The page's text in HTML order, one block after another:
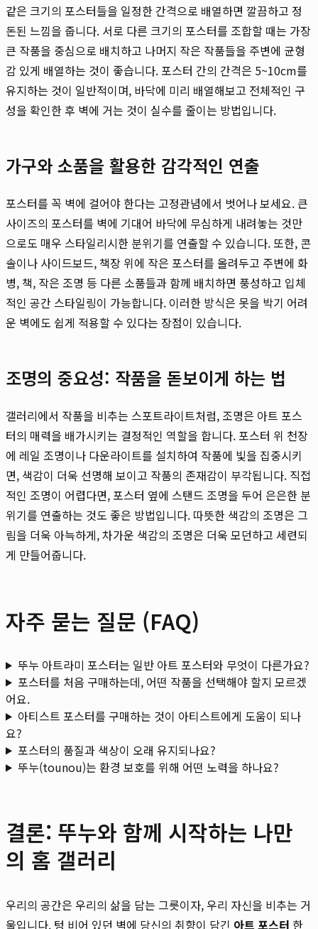
같은 크기의 포스터들을 일정한 간격으로 배열하면 깔끔하고 정
돈된 느낌을 줍니다. 서로 다른 크기의 포스터를 조합할 때는 가장
큰 작품을 중심으로 배치하고 나머지 작은 작품들을 주변에 균형
감 있게 배열하는 것이 좋습니다. 포스터 간의 간격은 5~10cm를
유지하는 것이 일반적이며, 바닥에 미리 배열해보고 전체적인 구
성을 확인한 후 벽에 거는 것이 실수를 줄이는 방법입니다.
가구와 소품을 활용한 감각적인 연출
포스터를 꼭 벽에 걸어야 한다는 고정관념에서 벗어나 보세요. 큰
사이즈의 포스터를 벽에 기대어 바닥에 무심하게 내려놓는 것만
으로도 매우 스타일리시한 분위기를 연출할 수 있습니다. 또한, 콘
솔이나 사이드보드, 책장 위에 작은 포스터를 올려두고 주변에 화
병, 책, 작은 조명 등 다른 소품들과 함께 배치하면 풍성하고 입체
적인 공간 스타일링이 가능합니다. 이러한 방식은 못을 박기 어려
운 벽에도 쉽게 적용할 수 있다는 장점이 있습니다.
조명의 중요성: 작품을 돋보이게 하는 법
갤러리에서 작품을 비추는 스포트라이트처럼, 조명은 아트 포스
터의 매력을 배가시키는 결정적인 역할을 합니다. 포스터 위 천장
에 레일 조명이나 다운라이트를 설치하여 작품에 빛을 집중시키
면, 색감이 더욱 선명해 보이고 작품의 존재감이 부각됩니다. 직접
적인 조명이 어렵다면, 포스터 옆에 스탠드 조명을 두어 은은한 분
위기를 연출하는 것도 좋은 방법입니다. 따뜻한 색감의 조명은 그
림을 더욱 아늑하게, 차가운 색감의 조명은 더욱 모던하고 세련되
게 만들어줍니다.
자주 묻는 질문 (FAQ)
뚜누 아트라미 포스터는 일반 아트 포스터와 무엇이 다른가요?
포스터를 처음 구매하는데, 어떤 작품을 선택해야 할지 모르겠
어요.
아티스트 포스터를 구매하는 것이 아티스트에게 도움이 되나
요?
포스터의 품질과 색상이 오래 유지되나요?
뚜누(tounou)는 환경 보호를 위해 어떤 노력을 하나요?
결론: 뚜누와 함께 시작하는 나만
의 홈 갤러리
우리의 공간은 우리의 삶을 담는 그릇이자, 우리 자신을 비추는 거
울입니다. 텅 비어 있던 벽에 당신의 취향이 담긴 아트 포스터 한